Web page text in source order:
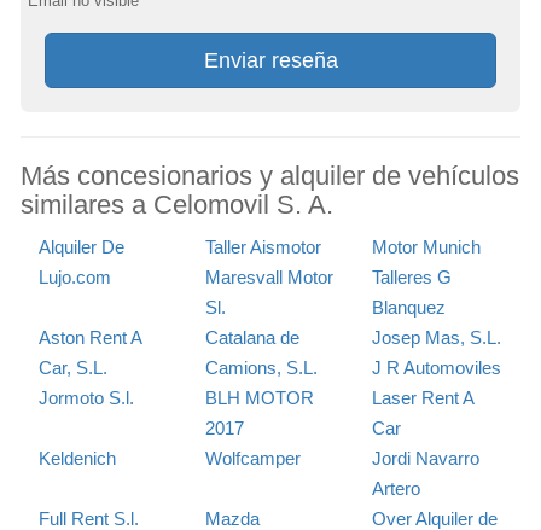
Enviar reseña
Más concesionarios y alquiler de vehículos
similares a Celomovil S. A.
Alquiler De
Lujo.com
Taller Aismotor
Motor Munich
Maresvall Motor
Sl.
Talleres G
Blanquez
Aston Rent A
Car, S.L.
Catalana de
Camions, S.L.
Josep Mas, S.L.
J R Automoviles
Jormoto S.l.
BLH MOTOR
2017
Laser Rent A
Car
Keldenich
Wolfcamper
Jordi Navarro
Artero
Full Rent S.l.
Mazda
Over Alquiler de